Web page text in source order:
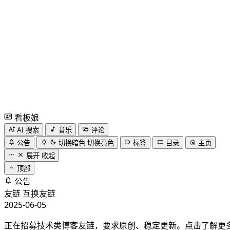
看板娘
AI 搜索 音乐
评论
公告
切换暗色 切换亮色 标签 目录
主页
展开 收起
顶部
公告
友链 互换友链
2025-06-05
正在招募技术类博客友链，要求原创、稳定更新。点击了解更